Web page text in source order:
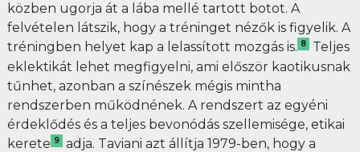
közben ugorja át a lába mellé tartott botot. A
felvételen látszik, hogy a tréninget nézők is figyelik. A
tréningben helyet kap a lelassított mozgás is. 8
Teljes
eklektikát lehet megfigyelni, ami először kaotikusnak
tűnhet, azonban a színészek mégis mintha
rendszerben működnének. A rendszert az egyéni
érdeklődés és a teljes bevonódás szellemisége, etikai
kerete 9 adja. Taviani azt állítja 1979-ben, hogy a